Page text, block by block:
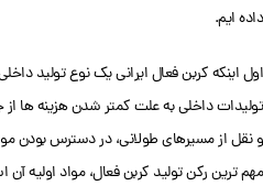
داده ایم.
اول اینکه کربن فعال ایرانی یک نوع تولید
تولیدات داخلی به علت کمتر شدن هزینه ها
و نقل از مسیرهای طولانی، در دسترس بودن
مهم ترین رکن تولید کربن فعال، مواد اولیه